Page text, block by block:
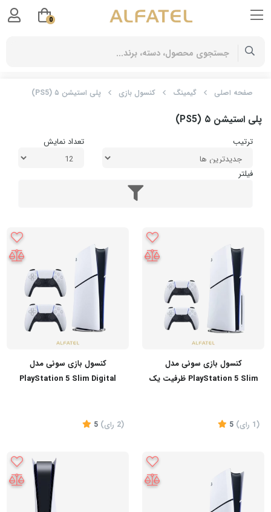
صفحه اصلی گیمینگ کنسول بازی پلی استیشن ۵ (PS5)
پلی استیشن ۵ (PS5)
ترتیب تعداد نمایش
فیلتر
کنسول بازی سونی مدل
PlayStation 5 Slim ظرفیت یک
تماس بگیرید
(1 رای)
5
کنسول بازی سونی مدل
PlayStation 5 Slim Digital
(2 رای)
5
0